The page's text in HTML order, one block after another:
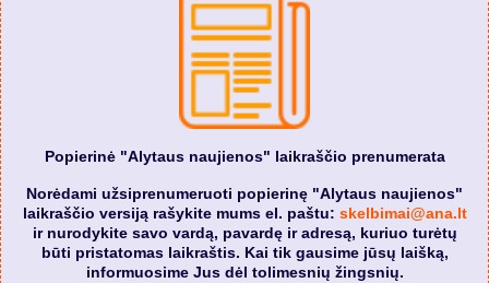
Popierinė "Alytaus naujienos" laikraščio prenumerata
Norėdami užsiprenumeruoti popierinę "Alytaus naujienos"
laikraščio versiją rašykite mums el. paštu: skelbimai@ana.lt
ir nurodykite savo vardą, pavardę ir adresą, kuriuo turėtų
būti pristatomas laikraštis. Kai tik gausime jūsų laišką,
informuosime Jus dėl tolimesnių žingsnių.